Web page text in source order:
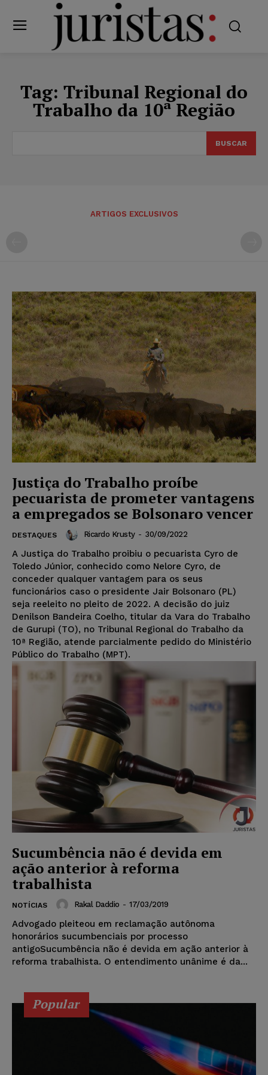
Tag: Tribunal Regional do
Trabalho da 10ª Região
BUSCAR
ARTIGOS EXCLUSIVOS
Justiça do Trabalho proíbe
pecuarista de prometer vantagens
a empregados se Bolsonaro vencer
DESTAQUES Ricardo Krusty - 30/09/2022
A Justiça do Trabalho proibiu o pecuarista Cyro de
Toledo Júnior, conhecido como Nelore Cyro, de
conceder qualquer vantagem para os seus
funcionários caso o presidente Jair Bolsonaro (PL)
seja reeleito no pleito de 2022. A decisão do juiz
Denilson Bandeira Coelho, titular da Vara do Trabalho
de Gurupi (TO), no Tribunal Regional do Trabalho da
10ª Região, atende parcialmente pedido do Ministério
Público do Trabalho (MPT).
Sucumbência não é devida em
ação anterior à reforma
trabalhista
NOTÍCIAS Rakal Daddio - 17/03/2019
Advogado pleiteou em reclamação autônoma
honorários sucumbenciais por processo
antigoSucumbência não é devida em ação anterior à
reforma trabalhista. O entendimento unânime é da...
Popular